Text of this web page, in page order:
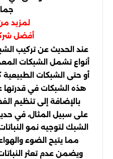
لمزيد
أفضل
عند الحديث عن تركيب
أنواع تشمل الشبكات
أو حتى الشبكات
هذه الشبكات في قدرتها
بالإضافة إلى تنظيم
على سبيل المثال، في
الشبك لتوجيه نمو
مما يتيح الضوء
ويضمن عدم تعثر